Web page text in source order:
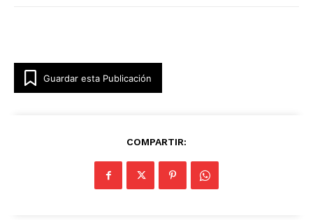
Guardar esta Publicación
COMPARTIR: